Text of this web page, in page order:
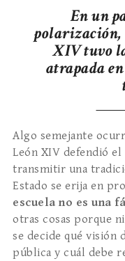
En un
polarización,
XIV tuvo
atrapada
Algo semejante
León XIV defendió
transmitir una
Estado se erija en
escuela no es una
otras cosas porque
se decide qué visión
pública y cuál debe